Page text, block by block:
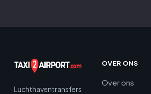
Luchthaventransfers
OVER ONS
Over ons